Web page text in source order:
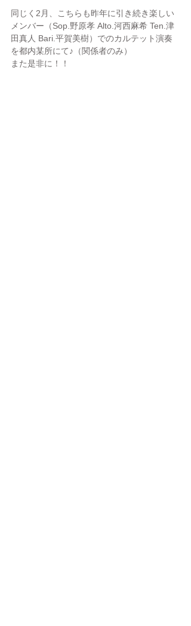
同じく2月、こちらも昨年に引き続き楽しい
メンバー（Sop.野原孝 Alto.河西麻希 Ten.津
田真人 Bari.平賀美樹）でのカルテット演奏
を都内某所にて♪（関係者のみ）
また是非に！！